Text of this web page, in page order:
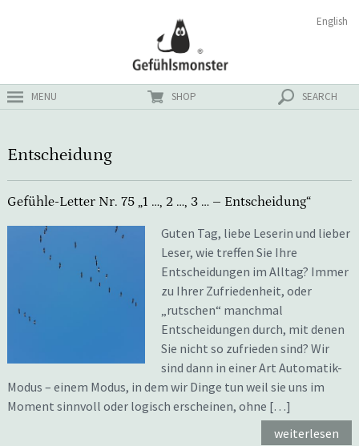
MENU SHOP SEARCH
English
Entscheidung
Gefühle-Letter Nr. 75 „1 …, 2 …, 3 … – Entscheidung“
Guten Tag, liebe Leserin und lieber
Leser, wie treffen Sie Ihre
Entscheidungen im Alltag? Immer
zu Ihrer Zufriedenheit, oder
„rutschen“ manchmal
Entscheidungen durch, mit denen
Sie nicht so zufrieden sind? Wir
sind dann in einer Art Automatik-
Modus – einem Modus, in dem wir Dinge tun weil sie uns im
Moment sinnvoll oder logisch erscheinen, ohne […]
weiterlesen